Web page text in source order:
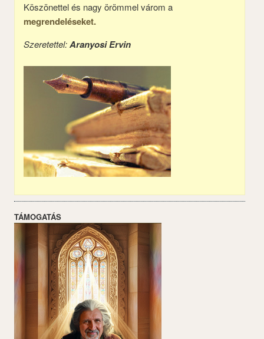
Köszönettel és nagy örömmel várom a
megrendeléseket.
Szeretettel:Aranyosi Ervin
TÁMOGATÁS